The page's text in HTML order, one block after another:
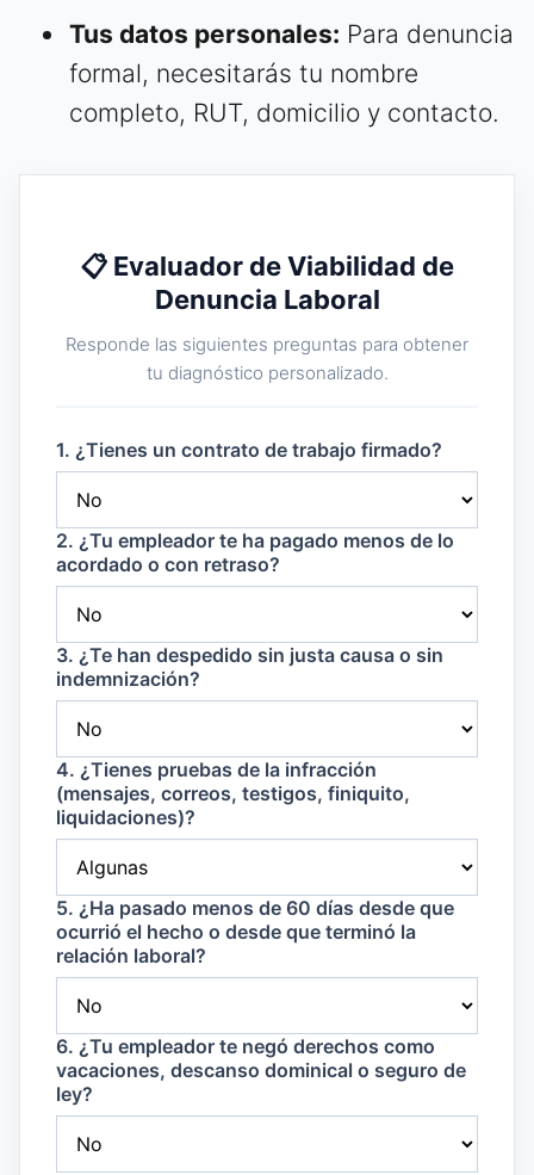
Tus datos personales: Para denuncia
formal, necesitarás tu nombre
completo, RUT, domicilio y contacto.
📋 Evaluador de Viabilidad de
Denuncia Laboral
Responde las siguientes preguntas para obtener
tu diagnóstico personalizado.
1. ¿Tienes un contrato de trabajo firmado?
2. ¿Tu empleador te ha pagado menos de lo
acordado o con retraso?
3. ¿Te han despedido sin justa causa o sin
indemnización?
4. ¿Tienes pruebas de la infracción
(mensajes, correos, testigos, finiquito,
liquidaciones)?
5. ¿Ha pasado menos de 60 días desde que
ocurrió el hecho o desde que terminó la
relación laboral?
6. ¿Tu empleador te negó derechos como
vacaciones, descanso dominical o seguro de
ley?